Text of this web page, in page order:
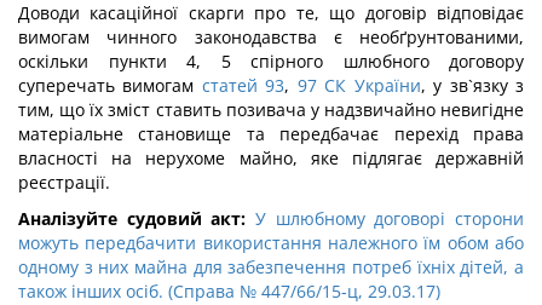
Доводи касаційної скарги про те, що договір відповідає
вимогам чинного законодавства є необґрунтованими,
оскільки пункти 4, 5 спірного шлюбного договору
суперечать вимогам статей 93, 97 СК України, у зв`язку з
тим, що їх зміст ставить позивача у надзвичайно невигідне
матеріальне становище та передбачає перехід права
власності на нерухоме майно, яке підлягає державній
реєстрації.
Аналізуйте судовий акт: У шлюбному договорі сторони
можуть передбачити використання належного їм обом або
одному з них майна для забезпечення потреб їхніх дітей, а
також інших осіб. (Справа № 447/66/15-ц, 29.03.17)